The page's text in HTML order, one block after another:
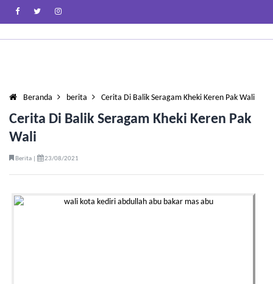
Beranda berita Cerita Di Balik Seragam Kheki Keren Pak Wali
Cerita Di Balik Seragam Kheki Keren Pak
Wali
Berita | 23/08/2021